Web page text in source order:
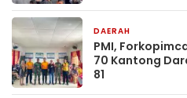
DAERAH
PMI,
70 Kantong
81